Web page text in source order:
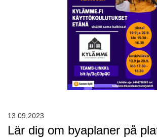
Lär dig om byaplaner på
13.09.2023